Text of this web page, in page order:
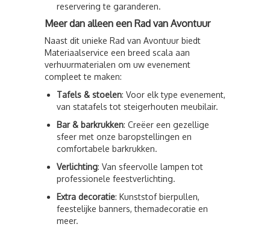
reservering te garanderen.
Meer dan alleen een Rad van Avontuur
Naast dit unieke Rad van Avontuur biedt
Materiaalservice een breed scala aan
verhuurmaterialen om uw evenement
compleet te maken:
Tafels & stoelen: Voor elk type evenement,
van statafels tot steigerhouten meubilair.
Bar & barkrukken: Creëer een gezellige
sfeer met onze baropstellingen en
comfortabele barkrukken.
Verlichting: Van sfeervolle lampen tot
professionele feestverlichting.
Extra decoratie: Kunststof bierpullen,
feestelijke banners, themadecoratie en
meer.